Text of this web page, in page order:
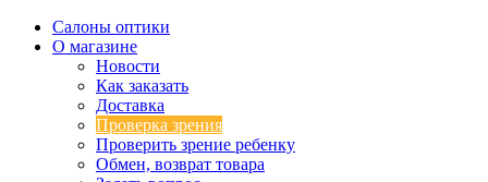
Салоны оптики
О магазине
Новости
Как заказать
Доставка
Проверка зрения
Проверить зрение ребенку
Обмен, возврат товара